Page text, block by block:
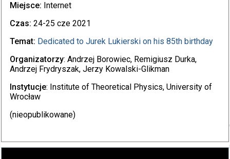
Miejsce: Internet
Czas: 24-25 cze 2021
Temat: Dedicated to Jurek Lukierski on his 85th birthday
Organizatorzy: Andrzej Borowiec, Remigiusz Durka,
Andrzej Frydryszak, Jerzy Kowalski-Glikman
Instytucje: Institute of Theoretical Physics, University of
Wrocław
(nieopublikowane)